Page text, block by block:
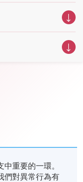
重要的一環。
們對異常行為有